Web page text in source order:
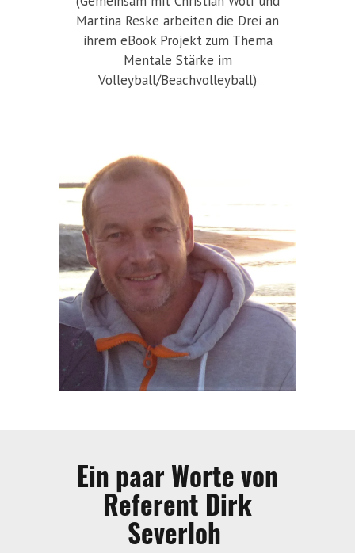
Martina Reske arbeiten die Drei an
ihrem eBook Projekt zum Thema
Mentale Stärke im
Volleyball/Beachvolleyball)
Ein paar Worte von
Referent Dirk
Severloh